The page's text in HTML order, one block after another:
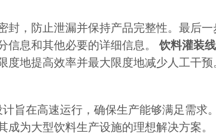
封，防止泄漏并保持产品完整性。最后
信息和其他必要的详细信息。 饮料灌装线
地提高效率并最大限度地减少人工干预
旨在高速运行，确保生产能够满足需求
为大型饮料生产设施的理想解决方案。